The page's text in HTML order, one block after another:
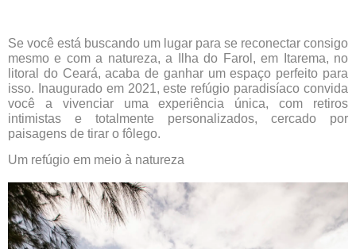
Se você está buscando um lugar para se reconectar consigo
mesmo e com a natureza, a Ilha do Farol, em Itarema, no
litoral do Ceará, acaba de ganhar um espaço perfeito para
isso. Inaugurado em 2021, este refúgio paradisíaco convida
você a vivenciar uma experiência única, com retiros
intimistas e totalmente personalizados, cercado por
paisagens de tirar o fôlego.
Um refúgio em meio à natureza